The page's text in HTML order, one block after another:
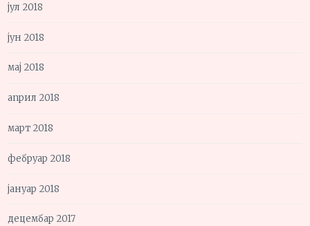
јул 2018
јун 2018
мај 2018
април 2018
март 2018
фебруар 2018
јануар 2018
децембар 2017